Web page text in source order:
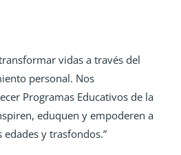
vidas a través del
personal. Nos
Programas Educativos de la
eduquen y empoderen a
y trasfondos.”